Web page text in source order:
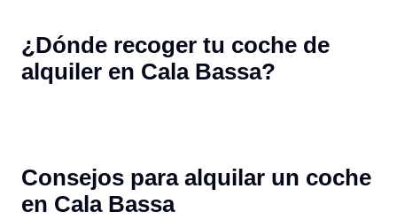
¿Dónde recoger tu coche de
alquiler en Cala Bassa?
Consejos para alquilar un coche
en Cala Bassa